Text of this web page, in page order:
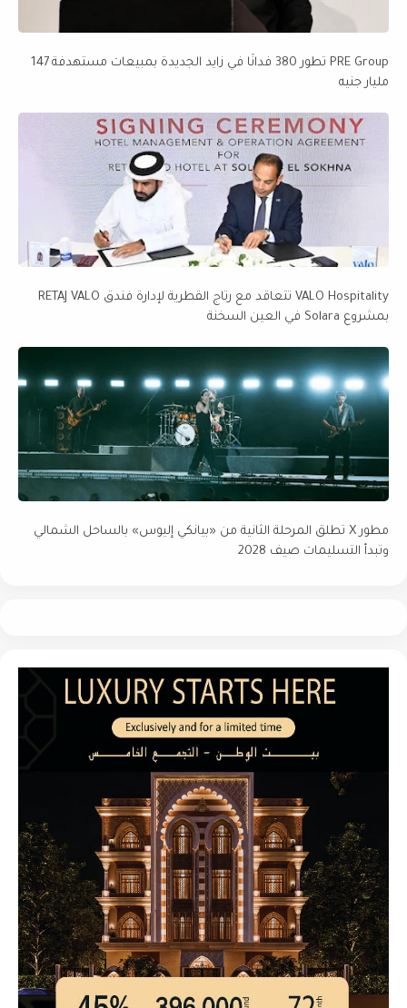
PRE Group تطور 380 فدانًا في زايد الجديدة بمبيعات مستهدفة 147
مليار جنيه
VALO Hospitality تتعاقد مع رتاج القطرية لإدارة فندق RETAJ VALO
بمشروع Solara في العين السخنة
مطور X تطلق المرحلة الثانية من «بيانكي إليوس» بالساحل الشمالي
وتبدأ التسليمات صيف 2028